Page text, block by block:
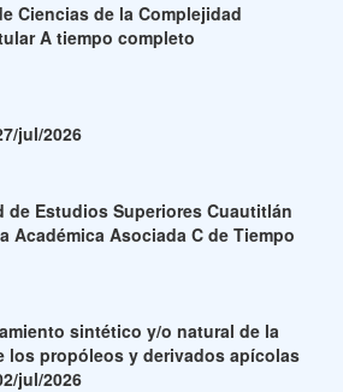
Ciencias de la Complejidad
A tiempo completo
jul/2026
de Estudios Superiores Cuautitlán
Académica Asociada C de Tiempo
sintético y/o natural de la
los propóleos y derivados apícolas
jul/2026